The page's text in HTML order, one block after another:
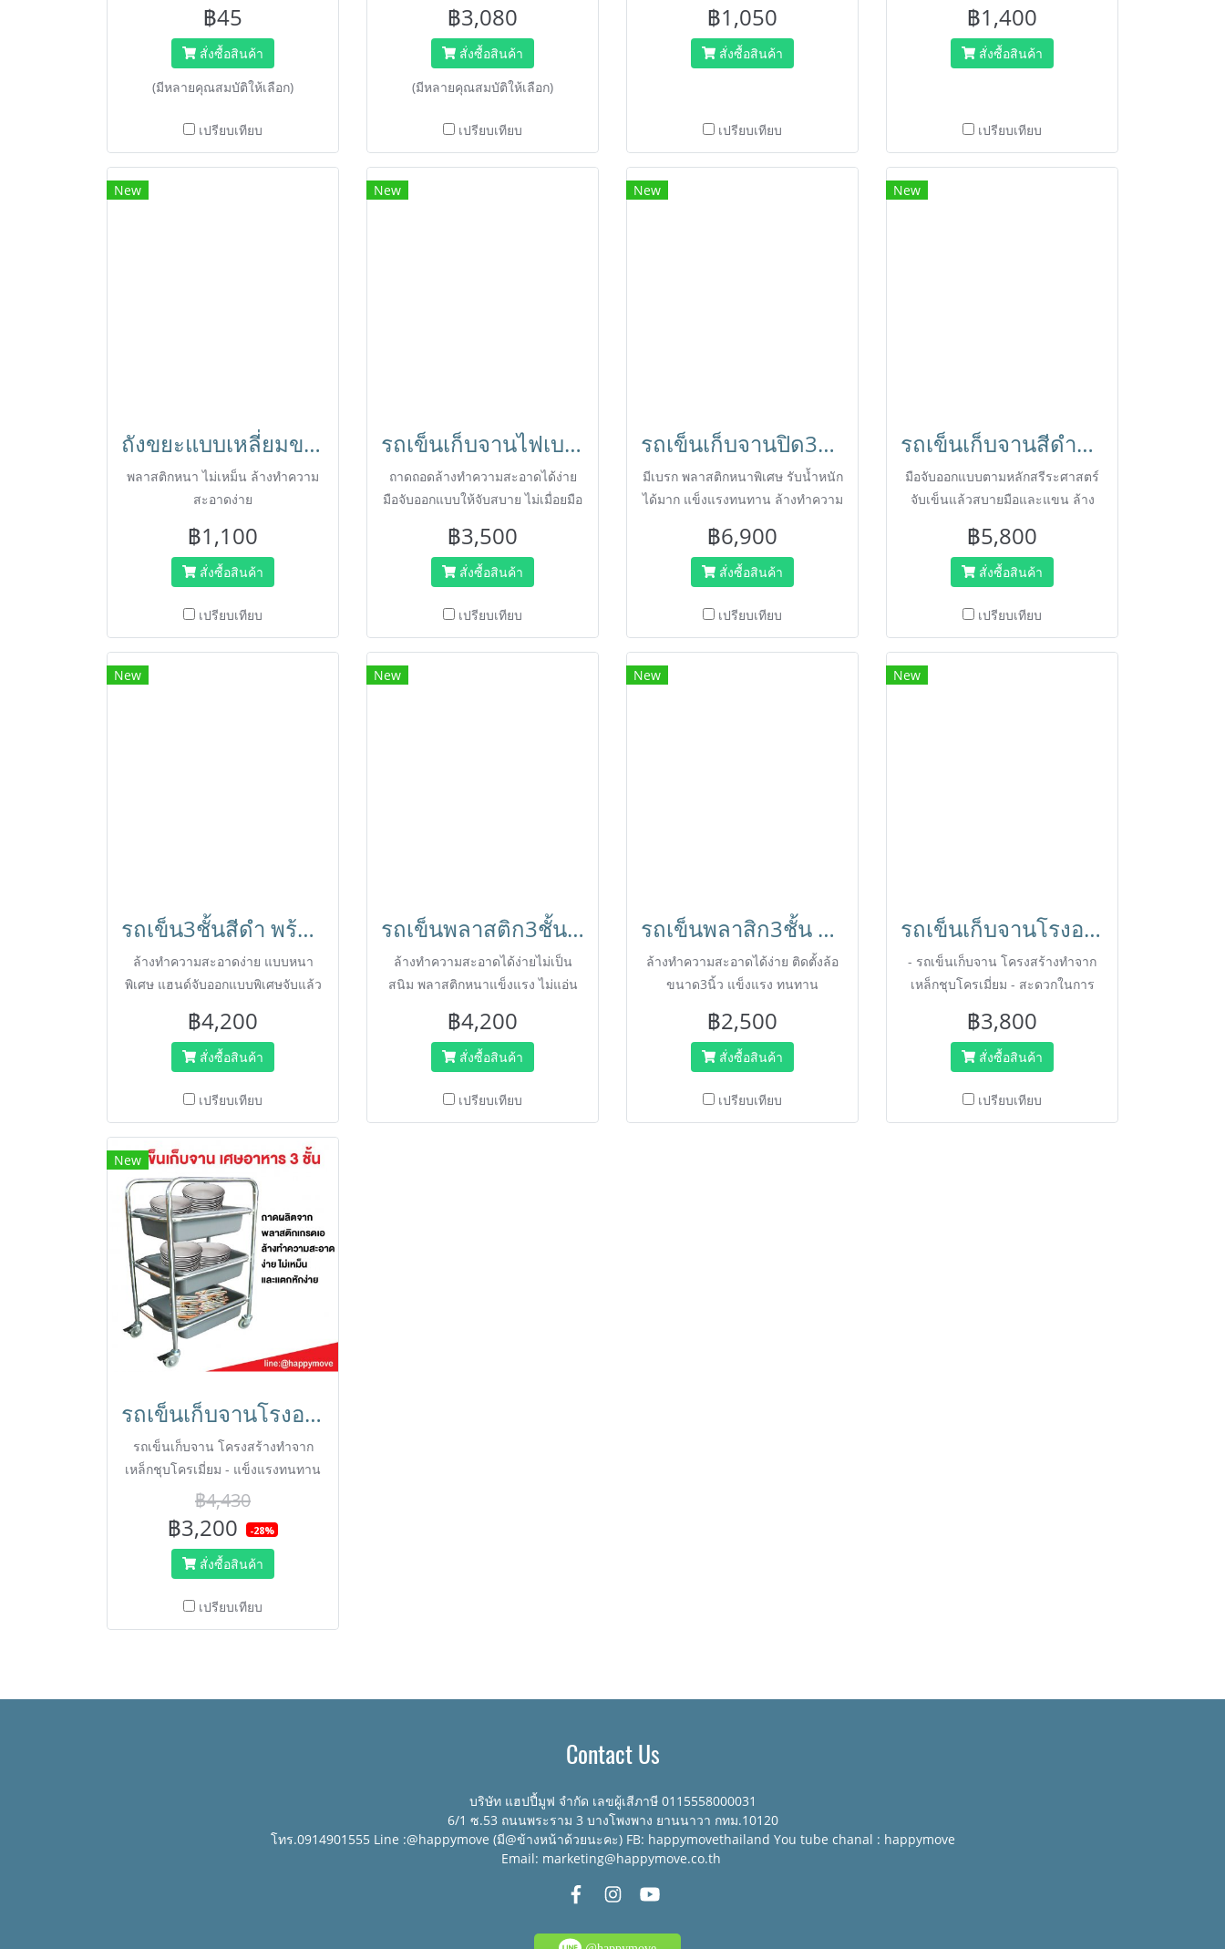
฿45
สั่งซื้อสินค้า
(มีหลายคุณสมบัติให้เลือก)
เปรียบเทียบ
ประกอบได้โดยไม่ต้องใช้เครื่องมือ
สำหรับใช้ในบ้าน ,ขาย
สินค้า,ธุรกิจ,คลังสินค้า
฿3,080
สั่งซื้อสินค้า
(มีหลายคุณสมบัติให้เลือก)
เปรียบเทียบ
฿1,050
สั่งซื้อสินค้า
เปรียบเทียบ
เคลื่อนที่ได้สะดวก พลาสติกหนา ไม่
เหม็น ล้างทำความสะอาดง่าย
฿1,400
สั่งซื้อสินค้า
เปรียบเทียบ
New
ถังขยะแบบเหลี่ยมขนาด60ลิตร ถังทรงสูง บาง จุขยะได้เยอะ เอาถุงดำออกได้ง่าย ตรา HORECAT 56473
พลาสติกหนา ไม่เหม็น ล้างทำความ
สะอาดง่าย
฿1,100
สั่งซื้อสินค้า
เปรียบเทียบ
New
รถเข็นเก็บจานไฟเบอร์เทค3ชั้น หนา ไม่แตกง่าย ไม่มีกลิ่นเหม็น HORECAT 56152
ถาดถอดล้างทำความสะอาดได้ง่าย
มือจับออกแบบให้จับสบาย ไม่เมื่อยมือ
฿3,500
สั่งซื้อสินค้า
เปรียบเทียบ
New
รถเข็นเก็บจานปิด3ด้าน3ชั้นพร้อมกล่องอเนกประสงค์สำหรับใส่เศษอาหารหรือช้อน มีเบรก รุ่น PREMIUM ตรา HORECAT 56541
มีเบรก พลาสติกหนาพิเศษ รับน้ำหนัก
ได้มาก แข็งแรงทนทาน ล้างทำความ
฿6,900
สั่งซื้อสินค้า
เปรียบเทียบ
New
รถเข็นเก็บจานสีดำแบบปิด3ด้านสวยงามเป็นระเบียบ 3ชั้น รุ่น PREMIUM ตรา HORECAT 56442
มือจับออกแบบตามหลักสรีระศาสตร์
จับเข็นแล้วสบายมือและแขน ล้าง
พลาสติกหนา ไม่กรอบ ไม่แตกง่าย ไม่
เหม็น
฿5,800
สั่งซื้อสินค้า
เปรียบเทียบ
New
รถเข็น3ชั้นสีดำ พร้อมที่เก็บเศษอาหารสีดำ หรือเก็บช้อน แบบหนาพิเศษ รถเข็นเก็บจานรุ่น PRO ตรา HORECAT 56183
ล้างทำความสะอาดง่าย แบบหนา
พิเศษ แฮนด์จับออกแบบพิเศษจับแล้ว
฿4,200
สั่งซื้อสินค้า
เปรียบเทียบ
New
รถเข็นพลาสติก3ชั้น พร้อมกล่องใส่ช้อน-ส้อม,รถเข็นเก็บจานร้านอาหาร HORECAT 56206
ล้างทำความสะอาดได้ง่ายไม่เป็น
สนิม พลาสติกหนาแข็งแรง ไม่แอ่น
฿4,200
สั่งซื้อสินค้า
เปรียบเทียบ
New
รถเข็นพลาสิก3ชั้น แข็งแรง หนา ไม่เป็นสนิม ใช้เป็นรถเข็นเก็บจานได้ แฮนด์ออกแบบามหลักสรีระ จับแล้วสบายHORECAT 56435
ล้างทำความสะอาดได้ง่าย ติดตั้งล้อ
ขนาด3นิ้ว แข็งแรง ทนทาน
฿2,500
สั่งซื้อสินค้า
เปรียบเทียบ
New
รถเข็นเก็บจานโรงอาหาร พร้อมกล่องใส่เศษอาหาร รถเข็นสำหรับร้านอาหาร Canteen Trolley with 3 trays HORECAT code 50624
- รถเข็นเก็บจาน โครงสร้างทำจาก
เหล็กชุบโครเมี่ยม - สะดวกในการ
฿3,800
สั่งซื้อสินค้า
เปรียบเทียบ
New
รถเข็นเก็บจานโรงอาหาร รถเข็นเก็บเศษอาหาร รถเข็นสำหรับร้านอาหาร Canteen Trolley with 3 trays HORECAT code 50617
รถเข็นเก็บจาน โครงสร้างทำจาก
เหล็กชุบโครเมี่ยม - แข็งแรงทนทาน
- เกิดสนิมยาก
฿4,430
฿3,200 -28%
สั่งซื้อสินค้า
เปรียบเทียบ
Contact Us
บริษัท แฮปปี้มูฟ จำกัด เลขผู้เสีภาษี 0115558000031
6/1 ซ.53 ถนนพระราม 3 บางโพงพาง ยานนาวา กทม.10120
โทร.0914901555 Line :@happymove (มี@ข้างหน้าด้วยนะคะ) FB: happymovethailand You tube chanal : happymove
Email: marketing@happymove.co.th